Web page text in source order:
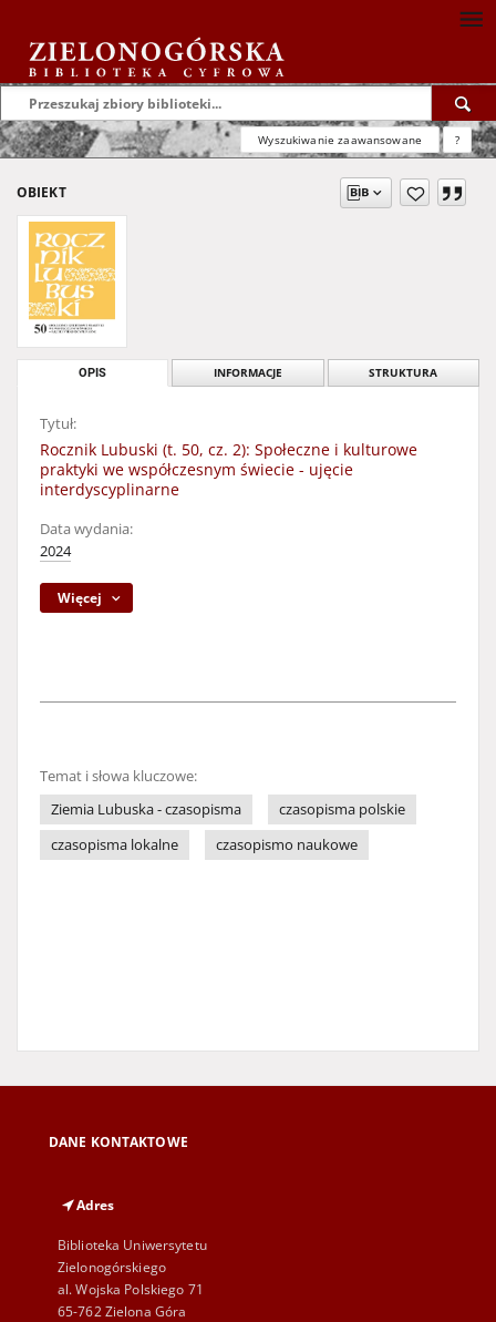
Wyszukiwanie zaawansowane ?
OBIEKT
OPIS INFORMACJE STRUKTURA
Tytuł:
Rocznik Lubuski (t. 50, cz. 2): Społeczne i kulturowe
praktyki we współczesnym świecie - ujęcie
interdyscyplinarne
Data wydania:
2024
Więcej
Temat i słowa kluczowe:
Ziemia Lubuska - czasopisma
czasopisma polskie
czasopisma lokalne
czasopismo naukowe
DANE KONTAKTOWE
Adres
Biblioteka Uniwersytetu
Zielonogórskiego
al. Wojska Polskiego 71
65-762 Zielona Góra